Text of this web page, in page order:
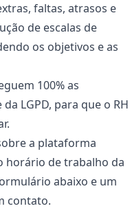
faltas, atrasos e
de escalas de
os objetivos e as
100% as
LGPD, para que o RH
a plataforma
horário de trabalho da
abaixo e um
contato.